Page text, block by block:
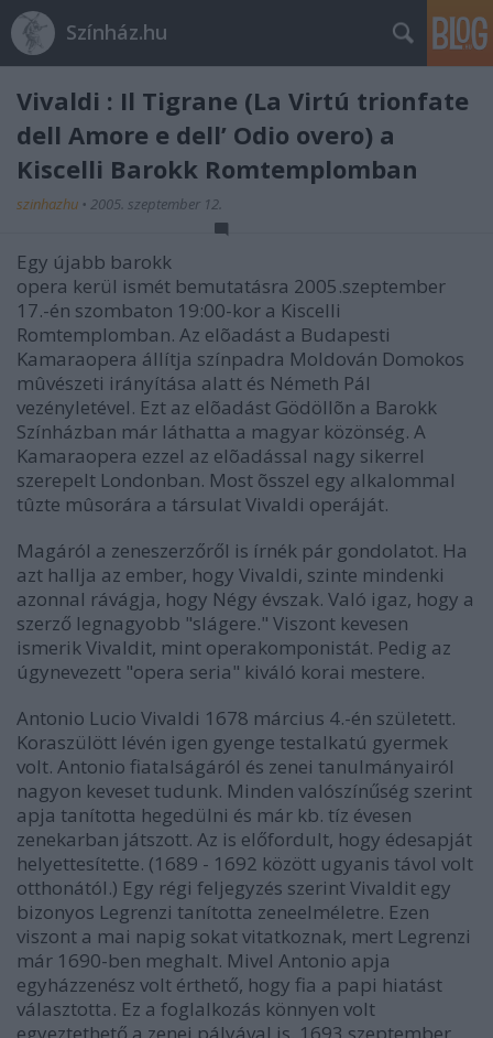
Színház.hu
Vivaldi : Il Tigrane (La Virtú trionfate
dell Amore e dell’ Odio overo) a
Kiscelli Barokk Romtemplomban
szinhazhu • 2005. szeptember 12.
Egy újabb barokk
opera kerül ismét bemutatásra 2005.szeptember
17.-én szombaton 19:00-kor a Kiscelli
Romtemplomban. Az elõadást a Budapesti
Kamaraopera állítja színpadra Moldován Domokos
mûvészeti irányítása alatt és Németh Pál
vezényletével. Ezt az elõadást Gödöllõn a Barokk
Színházban már láthatta a magyar közönség. A
Kamaraopera ezzel az elõadással nagy sikerrel
szerepelt Londonban. Most õsszel egy alkalommal
tûzte mûsorára a társulat Vivaldi operáját.
Magáról a zeneszerzőről is írnék pár gondolatot. Ha
azt hallja az ember, hogy Vivaldi, szinte mindenki
azonnal rávágja, hogy Négy évszak. Való igaz, hogy a
szerző legnagyobb "slágere." Viszont kevesen
ismerik Vivaldit, mint operakomponistát. Pedig az
úgynevezett "opera seria" kiváló korai mestere.
Antonio Lucio Vivaldi 1678 március 4.-én született.
Koraszülött lévén igen gyenge testalkatú gyermek
volt. Antonio fiatalságáról és zenei tanulmányairól
nagyon keveset tudunk. Minden valószínűség szerint
apja tanította hegedülni és már kb. tíz évesen
zenekarban játszott. Az is előfordult, hogy édesapját
helyettesítette. (1689 - 1692 között ugyanis távol volt
otthonától.) Egy régi feljegyzés szerint Vivaldit egy
bizonyos Legrenzi tanította zeneelméletre. Ezen
viszont a mai napig sokat vitatkoznak, mert Legrenzi
már 1690-ben meghalt. Mivel Antonio apja
egyházzenész volt érthető, hogy fia a papi hiatást
választotta. Ez a foglalkozás könnyen volt